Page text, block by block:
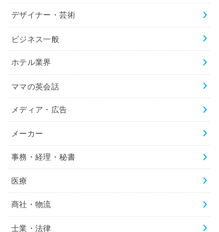
デザイナー・芸術
ビジネス一般
ホテル業界
ママの英会話
メディア・広告
メーカー
事務・経理・秘書
医療
商社・物流
士業・法律